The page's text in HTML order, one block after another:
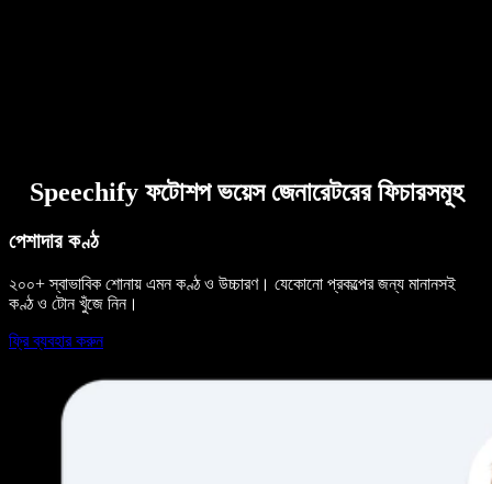
Speechify ফটোশপ ভয়েস জেনারেটরের ফিচারসমূহ
পেশাদার কণ্ঠ
২০০+ স্বাভাবিক শোনায় এমন কণ্ঠ ও উচ্চারণ। যেকোনো প্রকল্পের জন্য মানানসই
কণ্ঠ ও টোন খুঁজে নিন।
ফ্রি ব্যবহার করুন